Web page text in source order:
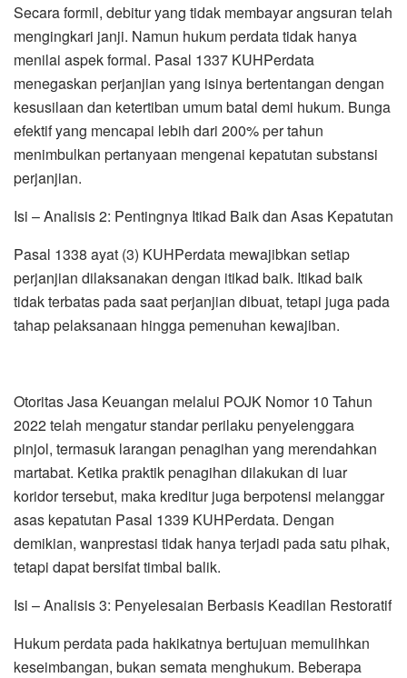
Secara formil, debitur yang tidak membayar angsuran telah
mengingkari janji. Namun hukum perdata tidak hanya
menilai aspek formal. Pasal 1337 KUHPerdata
menegaskan perjanjian yang isinya bertentangan dengan
kesusilaan dan ketertiban umum batal demi hukum. Bunga
efektif yang mencapai lebih dari 200% per tahun
menimbulkan pertanyaan mengenai kepatutan substansi
perjanjian.
Isi – Analisis 2: Pentingnya Itikad Baik dan Asas Kepatutan
Pasal 1338 ayat (3) KUHPerdata mewajibkan setiap
perjanjian dilaksanakan dengan itikad baik. Itikad baik
tidak terbatas pada saat perjanjian dibuat, tetapi juga pada
tahap pelaksanaan hingga pemenuhan kewajiban.
Otoritas Jasa Keuangan melalui POJK Nomor 10 Tahun
2022 telah mengatur standar perilaku penyelenggara
pinjol, termasuk larangan penagihan yang merendahkan
martabat. Ketika praktik penagihan dilakukan di luar
koridor tersebut, maka kreditur juga berpotensi melanggar
asas kepatutan Pasal 1339 KUHPerdata. Dengan
demikian, wanprestasi tidak hanya terjadi pada satu pihak,
tetapi dapat bersifat timbal balik.
Isi – Analisis 3: Penyelesaian Berbasis Keadilan Restoratif
Hukum perdata pada hakikatnya bertujuan memulihkan
keseimbangan, bukan semata menghukum. Beberapa